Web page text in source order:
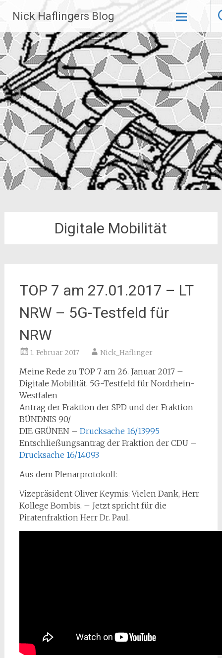
Inhalt
springen
Nick Haflingers Blog
Digitale Mobilität
TOP 7 am 27.01.2017 – LT
NRW – 5G-Testfeld für
NRW
1. Februar 2017 Nick_Haflinger
Meine Rede zu TOP 7 am 26. Januar 2017 –
Digitale Mobilität. 5G-Testfeld für Nordrhein-
Westfalen
Antrag der Fraktion der SPD und der Fraktion
BÜNDNIS 90/
DIE GRÜNEN – Drucksache 16/13995
Entschließungsantrag der Fraktion der CDU –
Drucksache 16/14093
Aus dem Plenarprotokoll:
Vizepräsident Oliver Keymis: Vielen Dank, Herr
Kollege Bombis. – Jetzt spricht für die
Piratenfraktion Herr Dr. Paul.